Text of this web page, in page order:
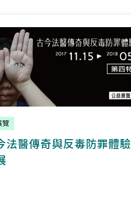
覽
法醫傳奇與反毒防罪體驗